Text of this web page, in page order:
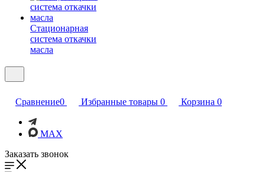
Стационарная
система откачки
масла
Сравнение0 Избранные товары 0 Корзина 0
MAX
Заказать звонок